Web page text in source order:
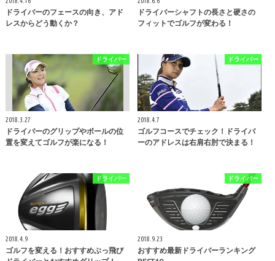
ドライバーのフェースの向き、アド
レスからどう動くか？
ドライバーシャフトの長さと硬さの
フィットでゴルフが変わる！
ドライバー
2018.3.27
ドライバーのグリップやボールの位
置を変えてゴルフが楽になる！
ドライバー
2018.4.7
ゴルフコースでチェック！ドライバ
ーのアドレスは右肩右肘で決まる！
ドライバー
2018.4.9
ゴルフを変える！おすすめぶっ飛び
ドライバー
2018.9.23
おすすめ最新ドライバーランキング